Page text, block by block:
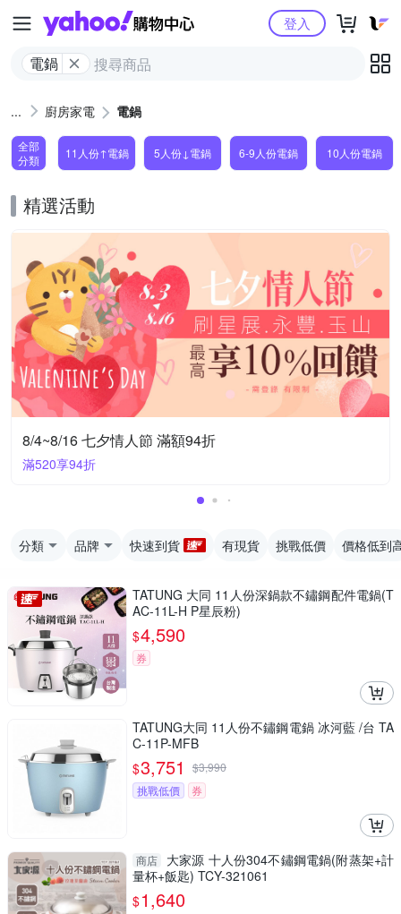
Yahoo購物中心
電鍋
登入
廚房家電 電鍋
全部
分類
11人份↑電鍋 5人份↓電鍋 6-9人份電鍋 10人份電鍋
精選活動
8/4~8/16 七夕情人節 滿額94折
滿520享94折
分類 品牌 快速到貨 有現貨 挑戰低價 價格低到
TATUNG 大同 11人份深鍋款不鏽鋼配件電鍋(T
AC-11L-H P星辰粉)
$4,590
券
TATUNG大同 11人份不鏽鋼電鍋 冰河藍 /台 TA
C-11P-MFB
$3,751 $3,990
挑戰低價
券
商店
大家源 十人份304不鏽鋼電鍋(附蒸架+計
量杯+飯匙) TCY-321061
$1,640